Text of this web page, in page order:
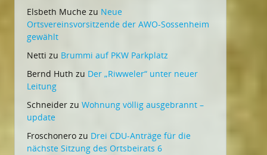
Elsbeth Muche zu Neue
Ortsvereinsvorsitzende der AWO-Sossenheim
gewählt
Netti zu Brummi auf PKW Parkplatz
Bernd Huth zu Der „Riwweler“ unter neuer
Leitung
Schneider zu Wohnung völlig ausgebrannt –
update
Froschonero zu Drei CDU-Anträge für die
nächste Sitzung des Ortsbeirats 6